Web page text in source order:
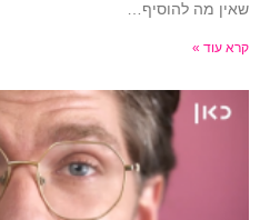
שאין מה להוסיף…
קרא עוד »